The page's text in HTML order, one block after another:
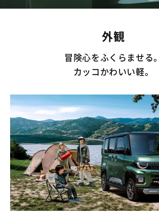
外観
冒険心をふくらませる。
カッコかわいい軽。